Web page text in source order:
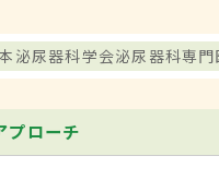
泌尿器科学会泌尿器科専門
プローチ